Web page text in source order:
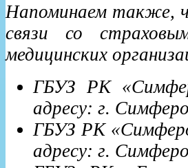
Напоминаем также,
связи со
медицинских
ГБУЗ РК
адресу: г.
ГБУЗ РК
адресу: г.